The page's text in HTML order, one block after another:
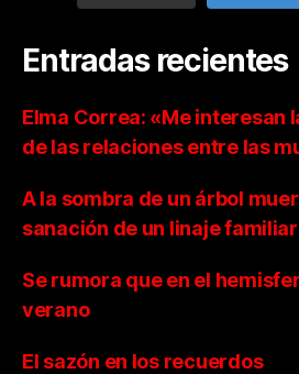
Entradas recientes
Elma Correa: «Me interesan
de las relaciones entre las
A la sombra de un árbol
sanación de un linaje familiar
Se rumora que en el
verano
El sazón en los recuerdos